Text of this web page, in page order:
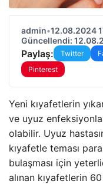
admin•12.08.2024
Güncellendi:
Paylaş: Twitter
Pinterest
Yeni kıyafetlerin
ve uyuz
olabilir. Uyuz
kıyafetle teması
bulaşması için
alınan kıyafetlerin